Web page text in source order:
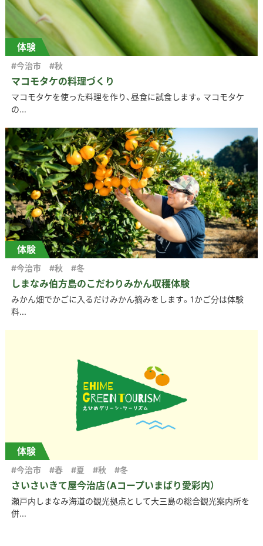
体験
マコモタケの料理づくり
#今治市 #秋
マコモタケを使った料理を作り、昼食に試食します。マコモタケ
の...
体験
しまなみ伯方島のこだわりみかん収穫体験
#今治市 #秋 #冬
みかん畑でかごに入るだけみかん摘みをします。1かご分は体験
料...
体験
さいさいきて屋今治店（Aコープいまばり愛彩内）
#今治市 #春 #夏 #秋 #冬
瀬戸内しまなみ海道の観光拠点として大三島の総合観光案内所を
併...